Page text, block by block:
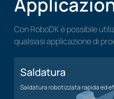
Con RoboDK è possibile
qualsiasi applicazione di
Saldatura
Saldatura robotizzata rapida ed